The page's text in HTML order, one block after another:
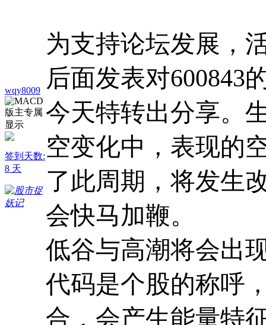
wqy8009
签到天数:
8 天
为支持论坛发展，
后面发表对600843
今天特转出分享。
空变化中，表现的
了此周期，将发生
会快马加鞭。
低谷与高潮将会出
代码是个股的称呼
合，会产生能量特